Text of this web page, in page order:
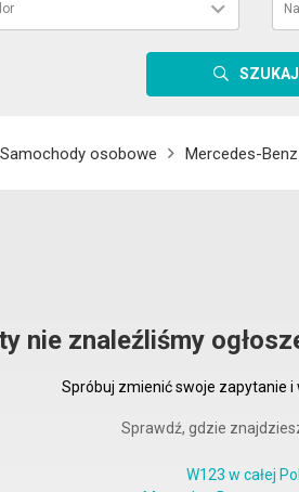
SZUKAJ
Samochody osobowe Mercedes-Benz
nie znaleźliśmy
Spróbuj zmienić swoje zapytanie i
Sprawdź, gdzie
W123 w całej